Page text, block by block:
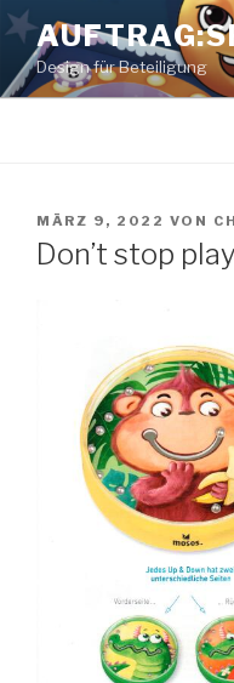
Zum
Inhalt
springenDesign für Beteiligung
VERÖFFENTLICHT
AM
MÄRZ 9, 2022 VON
Don’t stop